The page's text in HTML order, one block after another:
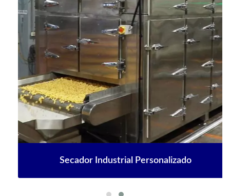
Secador Industrial Personalizado